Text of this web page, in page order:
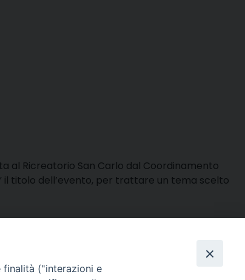
al Ricreatorio San Carlo dal Coordinamento
il titolo dell’evento, per trattare un tema scelto
("interazioni e